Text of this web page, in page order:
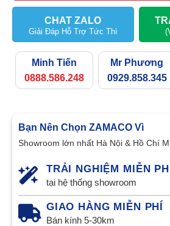
CHAT ZALO
Giải Đáp Hỗ Trợ Tức Thì
Minh Tiến
0888.586.248
Mr Phương
0929.858.345
Bạn Nên Chọn ZAMACO Vì
Showroom lớn nhất Hà Nội & Hồ Chí
TRẢI NGHIỆM MIỄN
tại hệ thống showroom
GIAO HÀNG MIỄN PHÍ
Bán kính 5-30km